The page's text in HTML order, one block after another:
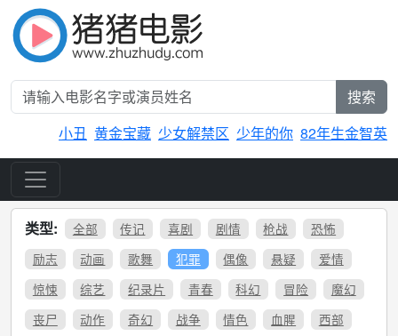
搜索
小丑 黄金宝藏 少女解禁区 少年的你 82年生金智英
类型: 全部 传记 喜剧 剧情 枪战
恐怖
励志
动画 歌舞 犯罪 偶像 悬疑
爱情
惊悚
综艺 纪录片 青春 科幻 冒险
魔幻
丧尸
动作 奇幻 战争 情色 血腥
西部